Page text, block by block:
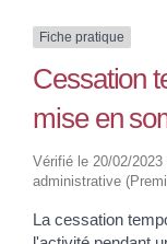
Fiche pratique
Cessation
mise en
Vérifié le 20/02/
administrative
La cessation